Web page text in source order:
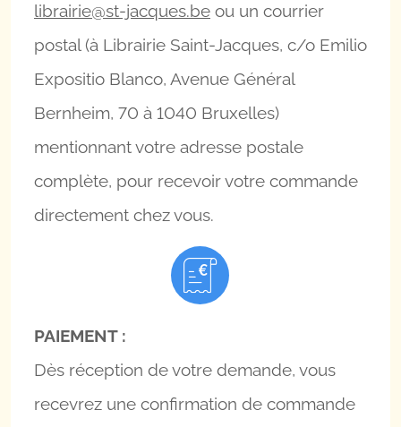
librairie@st-jacques.be ou un courrier
postal (à Librairie Saint-Jacques, c/o Emilio
Expositio Blanco, Avenue Général
Bernheim, 70 à 1040 Bruxelles)
mentionnant votre adresse postale
complète, pour recevoir votre commande
directement chez vous.
PAIEMENT :
Dès réception de votre demande, vous
recevrez une confirmation de commande